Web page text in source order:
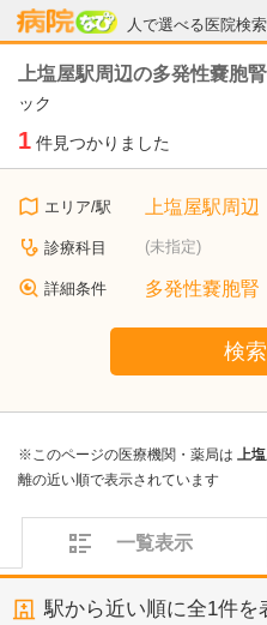
人で選べる医院検索
病院なび
上塩屋駅周辺の多発性嚢胞
ック
1 件見つかりました
エリア/駅 上塩屋駅周辺
診療科目 (未指定)
詳細条件 多発性嚢胞腎
検
※このページの医療機関・薬局は 上
離の近い順で表示されています
一覧表示
駅から近い順に全1件を